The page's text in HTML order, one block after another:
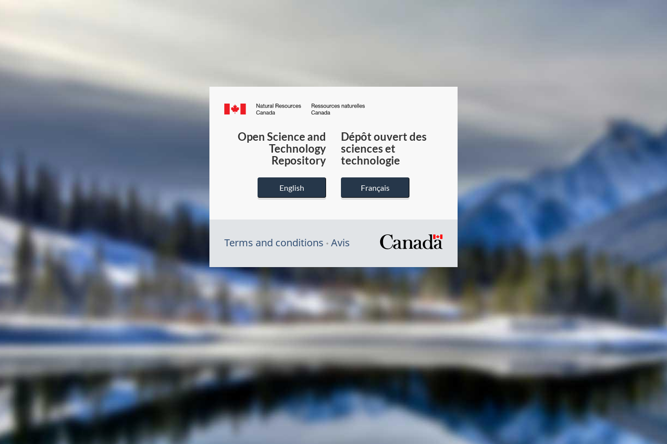
Canada.ca
du
Canada
Open Science and
Technology
Repository
English
Dépôt ouvert des
sciences et
technologie
Français
Terms and conditions Avis
/
gouvernement
du
Canada